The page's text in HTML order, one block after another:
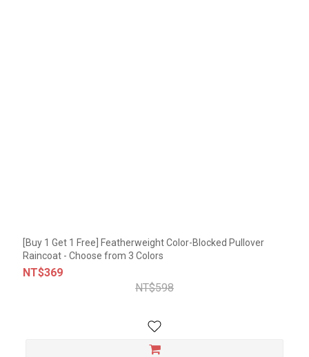
[Buy 1 Get 1 Free] Featherweight Color-Blocked Pullover
Raincoat - Choose from 3 Colors
NT$369
NT$598